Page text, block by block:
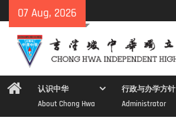
to
content
07 Aug, 2026
Home认识中华
About Chong Hwa
行政与办学方针
Administrator